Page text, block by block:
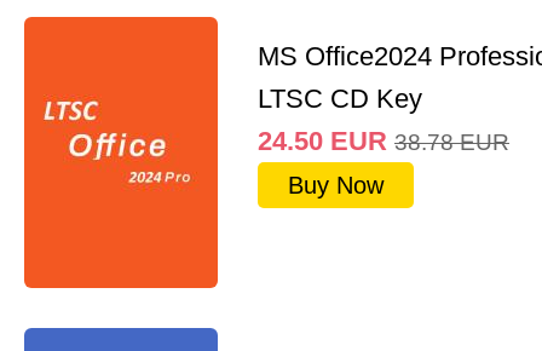
MS Office2024
LTSC CD Key
24.50 EUR 38.78 EUR
Buy Now